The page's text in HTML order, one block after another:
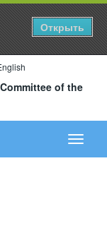
Открыть
of the
меню